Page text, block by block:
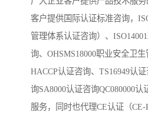
客户提供国际认证标准咨询，
管理体系认证咨询）、
询、OHSMS18000职业安全卫生
HACCP认证咨询、TS16949认
询SA8000认证咨询QC080000
服务，同时也代理CE认证（